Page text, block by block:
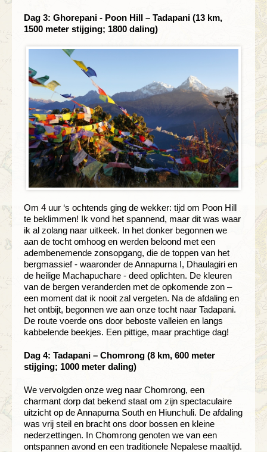
Dag 3: Ghorepani - Poon Hill – Tadapani (13 km,
1500 meter stijging; 1800 daling)
Om 4 uur ‘s ochtends ging de wekker: tijd om Poon Hill
te beklimmen! Ik vond het spannend, maar dit was waar
ik al zolang naar uitkeek. In het donker begonnen we
aan de tocht omhoog en werden beloond met een
adembenemende zonsopgang, die de toppen van het
bergmassief - waaronder de Annapurna I, Dhaulagiri en
de heilige Machapuchare - deed oplichten. De kleuren
van de bergen veranderden met de opkomende zon –
een moment dat ik nooit zal vergeten. Na de afdaling en
het ontbijt, begonnen we aan onze tocht naar Tadapani.
De route voerde ons door beboste valleien en langs
kabbelende beekjes. Een pittige, maar prachtige dag!
Dag 4: Tadapani – Chomrong (8 km, 600 meter
stijging; 1000 meter daling)
We vervolgden onze weg naar Chomrong, een
charmant dorp dat bekend staat om zijn spectaculaire
uitzicht op de Annapurna South en Hiunchuli. De afdaling
was vrij steil en bracht ons door bossen en kleine
nederzettingen. In Chomrong genoten we van een
ontspannen avond en een traditionele Nepalese maaltijd.